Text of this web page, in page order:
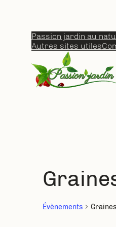
Passion jardin au
Autres sites utiles
Évènements